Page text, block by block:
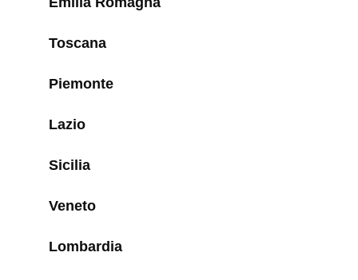
Toscana
Piemonte
Lazio
Sicilia
Veneto
Lombardia